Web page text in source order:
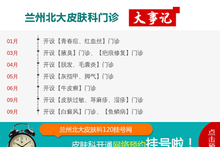
01月
03月
04月
05月
06月
09月
09月
开设【青春痘、红血丝】门诊
开设【腋臭】门诊、【疤痕修复】门诊
开设【脱发、毛囊炎】门诊
开设【灰指甲、脚气】门诊
开设【牛皮癣】门诊
开设【皮肤过敏、荨麻疹、湿疹】门诊
开设【白癜风】门诊、【鱼鳞病】门诊